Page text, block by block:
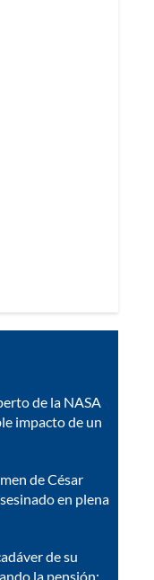
de la NASA
impacto de un
de César
en plena
de su
la pensión: